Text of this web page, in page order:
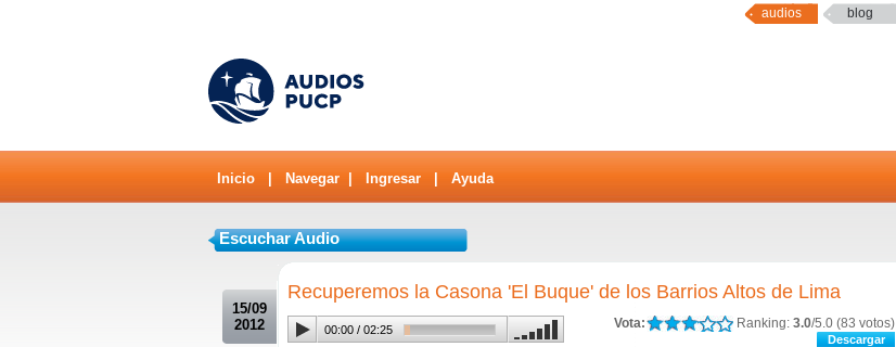
audios blog
Inicio Navegar Ingresar Ayuda
Escuchar Audio
15/09
2012
Recuperemos la Casona 'El Buque' de los Barrios Altos de Lima
Vota: Ranking: 3.0/5.0 (83 votos)
Descargar
00:00 / 02:25